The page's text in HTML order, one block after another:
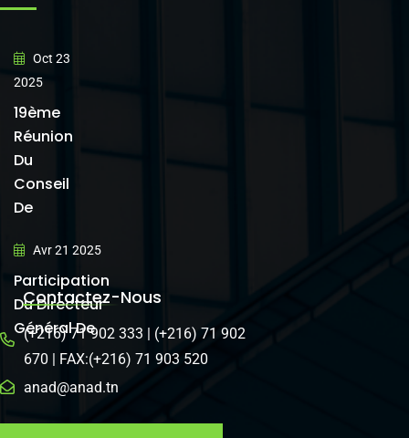
Oct 23
2025
19ème
Réunion
Du
Conseil
De
Avr 21 2025
Participation
Du Directeur
Général De
Contactez-Nous
(+216) 71 902 333 | (+216) 71 902
670 | FAX:(+216) 71 903 520
anad@anad.tn